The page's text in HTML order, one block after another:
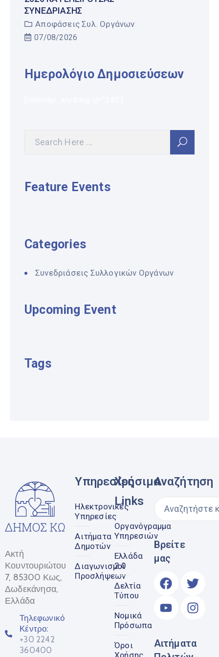
ΣΥΝΕΔΡΊΑΣΗΣ
Αποφάσεις Συλ. Οργάνων
07/08/2026
Ημερολόγιο Δημοσιεύσεων
Feature Events
Categories
Συνεδριάσεις Συλλογικών Οργάνων
Upcoming Event
Tags
Ακτή
Κουντουριώτου
7, 85300 Κως,
Δωδεκάνησα,
Ελλάδα
Τηλεφωνικό
Κέντρο:
+30 2242
360400
Υπηρεσίες
Ηλεκτρονικές
Υπηρεσίες
Αιτήματα
Δημοτών
Διαγωνισμοί
Προσλήψεων
Χρήσιμα
Links
Οργανόγραμμα
Υπηρεσιών
Ελλάδα
2.0
Δελτία
Τύπου
Νομικά
Πρόσωπα
Όροι
Αναζήτηση
Βρείτε
μας
Αιτήματα